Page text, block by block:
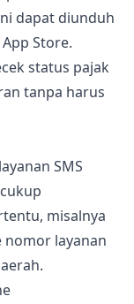
dapat diunduh
Store.
status pajak
tanpa harus
SMS
misalnya
nomor layanan